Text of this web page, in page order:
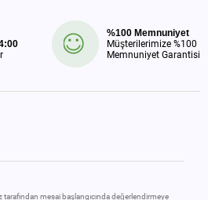
%100 Memnuniyet
Müşterilerimize %100
Memnuniyet Garantisi
mesai başlangıcında değerlendirmeye